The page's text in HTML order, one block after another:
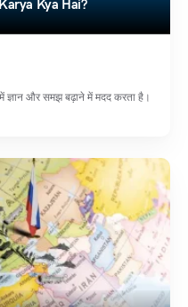
Karya Kya Hai?
ज्ञान और समझ बढ़ाने में मदद करता है।